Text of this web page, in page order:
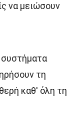
να μειώσουν
τη
καθ' όλη τη